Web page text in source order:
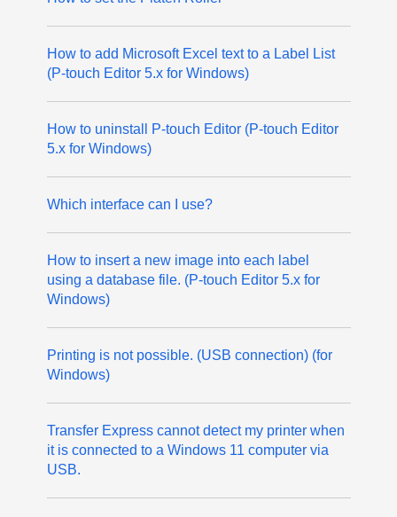
How to add Microsoft Excel text to a Label List
(P-touch Editor 5.x for Windows)
How to uninstall P-touch Editor (P-touch Editor
5.x for Windows)
Which interface can I use?
How to insert a new image into each label
using a database file. (P-touch Editor 5.x for
Windows)
Printing is not possible. (USB connection) (for
Windows)
Transfer Express cannot detect my printer when
it is connected to a Windows 11 computer via
USB.